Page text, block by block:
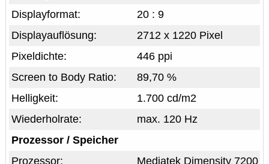
20 : 9
Displayformat:
2712 x 1220 Pixel
Displayauflösung:
446 ppi
Pixeldichte:
89,70 %
Screen to Body Ratio:
1.700 cd/m2
Helligkeit:
max. 120 Hz
Wiederholrate:
Prozessor / Speicher
Mediatek Dimensity 7200
Prozessor: